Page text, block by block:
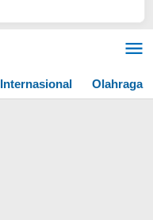
Internasional Olahraga